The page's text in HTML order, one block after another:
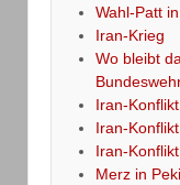
Wahl-Patt
Iran-Krieg
Wo bleibt
Iran-Konflikt
Iran-
Iran-Konflikt
Merz in